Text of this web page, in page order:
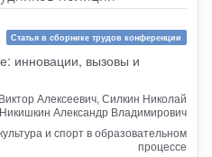
Статья в сборнике трудов конференции
инновации, вызовы и
Алексеевич, Силкин Николай
Александр Владимирович
и спорт в образовательном
процессе